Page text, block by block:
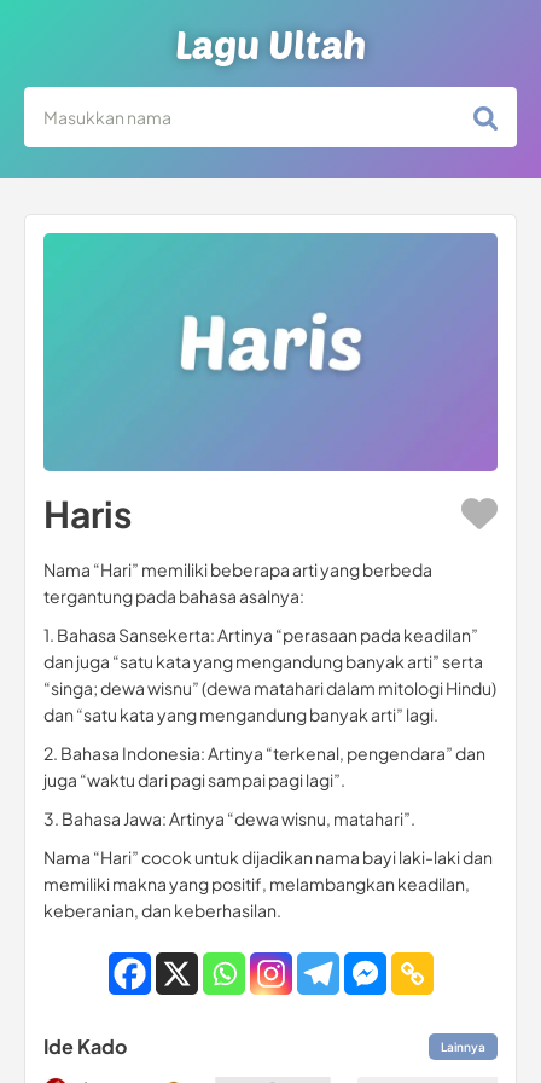
Lagu Ultah
Haris
Nama “Hari” memiliki beberapa arti yang berbeda
tergantung pada bahasa asalnya:
1. Bahasa Sansekerta: Artinya “perasaan pada keadilan”
dan juga “satu kata yang mengandung banyak arti” serta
“singa; dewa wisnu” (dewa matahari dalam mitologi Hindu)
dan “satu kata yang mengandung banyak arti” lagi.
2. Bahasa Indonesia: Artinya “terkenal, pengendara” dan
juga “waktu dari pagi sampai pagi lagi”.
3. Bahasa Jawa: Artinya “dewa wisnu, matahari”.
Nama “Hari” cocok untuk dijadikan nama bayi laki-laki dan
memiliki makna yang positif, melambangkan keadilan,
keberanian, dan keberhasilan.
Ide Kado Lainnya